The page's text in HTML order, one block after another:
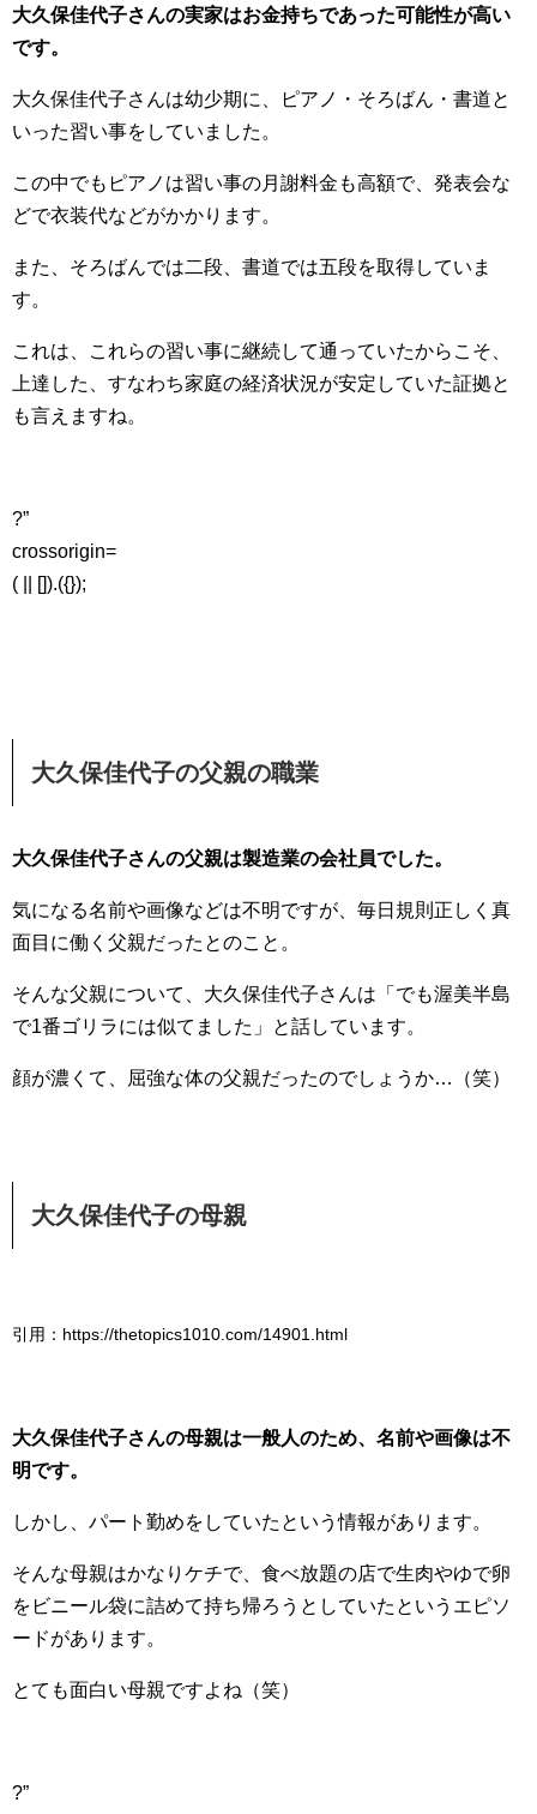
大久保佳代子さんの実家はお金持ちであった可能性が高い
です。
大久保佳代子さんは幼少期に、ピアノ・そろばん・書道と
いった習い事をしていました。
この中でもピアノは習い事の月謝料金も高額で、発表会な
どで衣装代などがかかります。
また、そろばんでは二段、書道では五段を取得していま
す。
これは、これらの習い事に継続して通っていたからこそ、
上達した、すなわち家庭の経済状況が安定していた証拠と
も言えますね。
?”
crossorigin=
( || []).({});
大久保佳代子の父親の職業
大久保佳代子さんの父親は製造業の会社員でした。
気になる名前や画像などは不明ですが、毎日規則正しく真
面目に働く父親だったとのこと。
そんな父親について、大久保佳代子さんは「でも渥美半島
で1番ゴリラには似てました」と話しています。
顔が濃くて、屈強な体の父親だったのでしょうか…（笑）
大久保佳代子の母親
引用：https://thetopics1010.com/14901.html
大久保佳代子さんの母親は一般人のため、名前や画像は不
明です。
しかし、パート勤めをしていたという情報があります。
そんな母親はかなりケチで、食べ放題の店で生肉やゆで卵
をビニール袋に詰めて持ち帰ろうとしていたというエピソ
ードがあります。
とても面白い母親ですよね（笑）
?”